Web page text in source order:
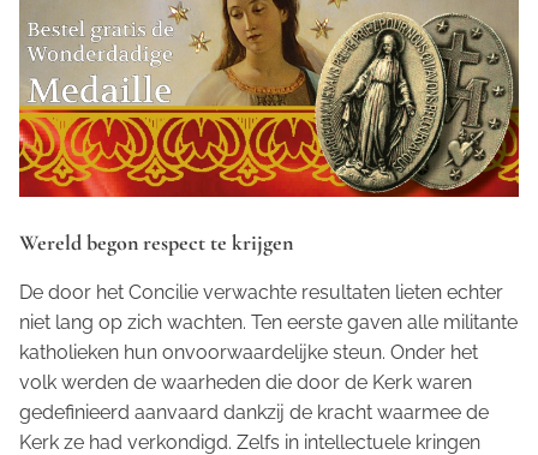
Wereld begon respect te krijgen
De door het Concilie verwachte resultaten lieten echter
niet lang op zich wachten. Ten eerste gaven alle militante
katholieken hun onvoorwaardelijke steun. Onder het
volk werden de waarheden die door de Kerk waren
gedefinieerd aanvaard dankzij de kracht waarmee de
Kerk ze had verkondigd. Zelfs in intellectuele kringen